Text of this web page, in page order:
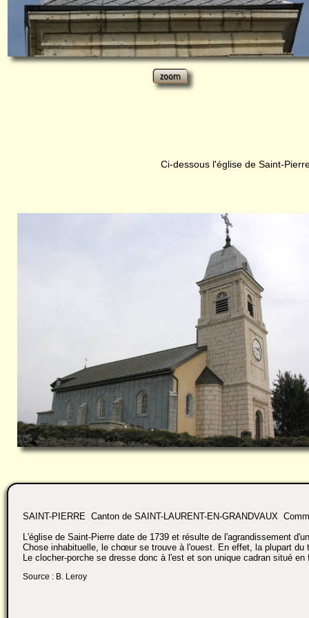
Ci-dessous l'église de Saint-
SAINT-PIERRE Canton de SAINT-LAURENT-EN-GRANDVAUX
L'église de Saint-Pierre date de 1739 et résulte de l'agrandissement
Chose inhabituelle, le chœur se trouve à l'ouest. En effet, la plupart
Le clocher-porche se dresse donc à l'est et son unique cadran situé
Source : B. Leroy